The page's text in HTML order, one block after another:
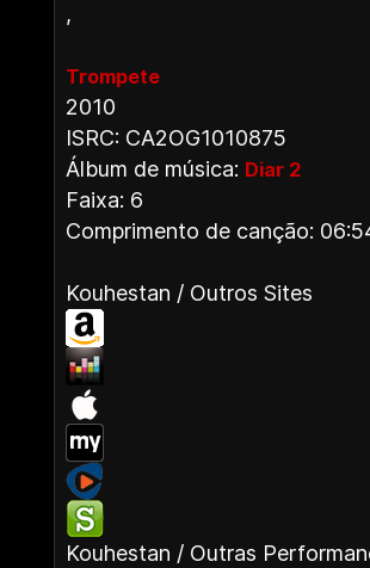
,
Trompete
2010
ISRC: CA2OG1010875
Álbum de música: Diar 2
Faixa: 6
Comprimento de canção:
Kouhestan / Outros Sites
Kouhestan / Outras